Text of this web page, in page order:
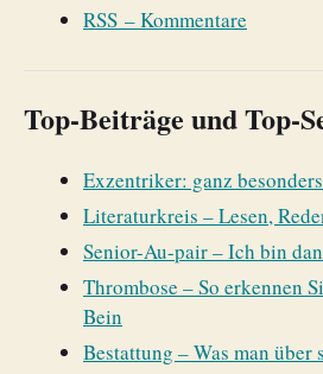
RSS – Kommentare
Top-Beiträge und Top-
Exzentriker: ganz
Literaturkreis – Lesen,
Senior-Au-pair – Ich bin
Thrombose – So erkennen
Bein
Bestattung – Was man über